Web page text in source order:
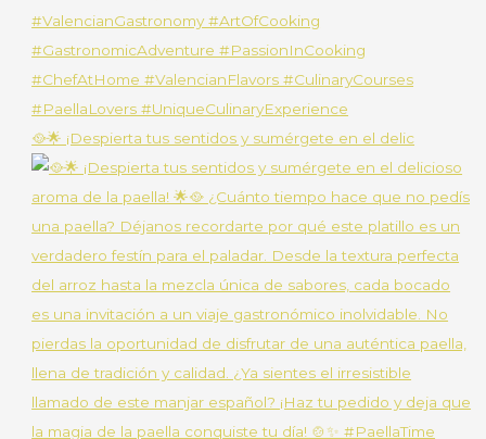
🥘🌟 ¡Despierta tus sentidos y sumérgete en el delic